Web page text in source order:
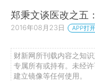
郑秉文谈医改之五
2016年08月23日 APP打开
财新网所刊载内容之知
专属所有或持有。未经
建立镜像等任何使用。